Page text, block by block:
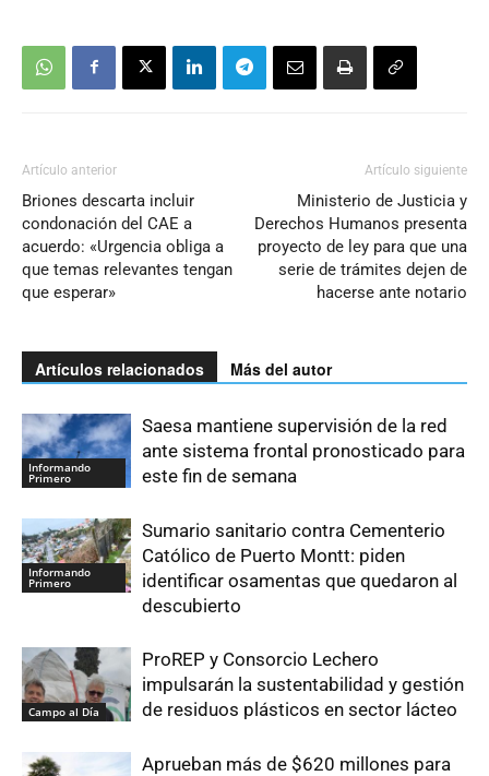
Artículo anterior
Briones descarta incluir
condonación del CAE a
acuerdo: «Urgencia obliga a
que temas relevantes tengan
que esperar»
Artículo siguiente
Ministerio de Justicia y
Derechos Humanos presenta
proyecto de ley para que una
serie de trámites dejen de
hacerse ante notario
Artículos relacionados Más del autor
Informando
Primero
Saesa mantiene supervisión de la red
ante sistema frontal pronosticado para
este fin de semana
Informando
Primero
Sumario sanitario contra Cementerio
Católico de Puerto Montt: piden
identificar osamentas que quedaron al
descubierto
Campo al Día
ProREP y Consorcio Lechero
impulsarán la sustentabilidad y gestión
de residuos plásticos en sector lácteo
Aprueban más de $620 millones para